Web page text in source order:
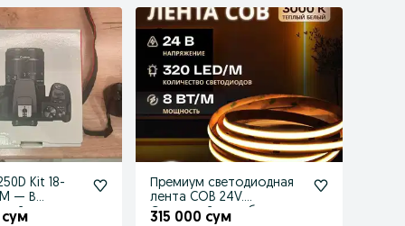
Kit 18-
— В
Премиум светодиодная
лента COB 24V.
Сплошной свет без
315 000 сум